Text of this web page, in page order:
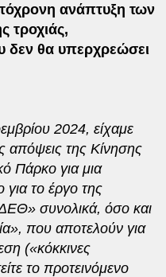
ανάπτυξη των
τροχιάς,
δεν θα υπερχρεώσει
2024, είχαμε
απόψεις της Κίνησης
Πάρκο για μια
το έργο της
συνολικά, όσο και
που αποτελούν για
(«κόκκινες
το προτεινόμενο